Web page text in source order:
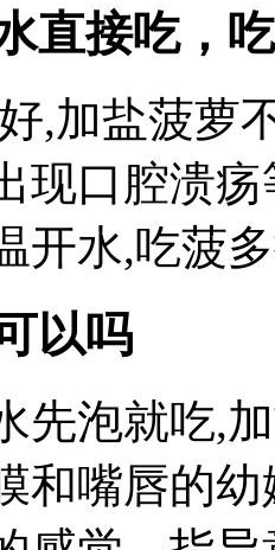
直接吃，
,加盐菠萝
现口腔溃
开水,吃菠
以吗
先泡就吃,
和嘴唇的